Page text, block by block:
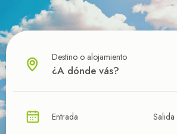
¿CUÁL VA A SER TU
Destino o alojamiento
Entrada Salida